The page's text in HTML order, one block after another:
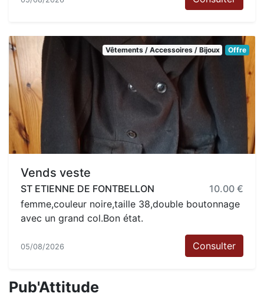
Vêtements / Accessoires / Bijoux Offre
Vends veste
ST ETIENNE DE FONTBELLON
10.00 €
femme,couleur noire,taille 38,double boutonnage
avec un grand col.Bon état.
05/08/2026 Consulter
Pub'Attitude